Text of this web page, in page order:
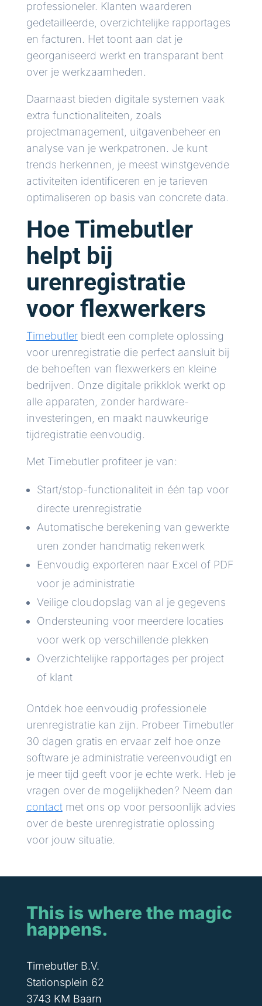
professioneler. Klanten waarderen
gedetailleerde, overzichtelijke rapportages
en facturen. Het toont aan dat je
georganiseerd werkt en transparant bent
over je werkzaamheden.
Daarnaast bieden digitale systemen vaak
extra functionaliteiten, zoals
projectmanagement, uitgavenbeheer en
analyse van je werkpatronen. Je kunt
trends herkennen, je meest winstgevende
activiteiten identificeren en je tarieven
optimaliseren op basis van concrete data.
Hoe Timebutler
helpt bij
urenregistratie
voor flexwerkers
Timebutlerbiedt een complete oplossing
voor urenregistratie die perfect aansluit bij
de behoeften van flexwerkers en kleine
bedrijven. Onze digitale prikklok werkt op
alle apparaten, zonder hardware-
investeringen, en maakt nauwkeurige
tijdregistratie eenvoudig.
Met Timebutler profiteer je van:
Start/stop-functionaliteit in één tap voor
directe urenregistratie
Automatische berekening van gewerkte
uren zonder handmatig rekenwerk
Eenvoudig exporteren naar Excel of PDF
voor je administratie
Veilige cloudopslag van al je gegevens
Ondersteuning voor meerdere locaties
voor werk op verschillende plekken
Overzichtelijke rapportages per project
of klant
Ontdek hoe eenvoudig professionele
urenregistratie kan zijn. Probeer Timebutler
30 dagen gratis en ervaar zelf hoe onze
software je administratie vereenvoudigt en
je meer tijd geeft voor je echte werk. Heb je
vragen over de mogelijkheden? Neem dan
contactmet ons op voor persoonlijk advies
over de beste urenregistratie oplossing
voor jouw situatie.
This is where the magic
happens.
Timebutler B.V.
Stationsplein 62
3743 KM Baarn